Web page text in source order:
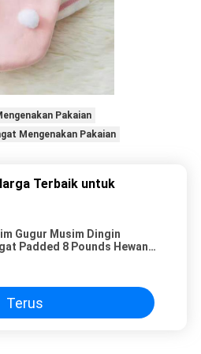
Pakaian
Mengenakan Pakaian
Terbaik untuk
Gugur Musim Dingin
Padded 8 Pounds Hewan
Terus